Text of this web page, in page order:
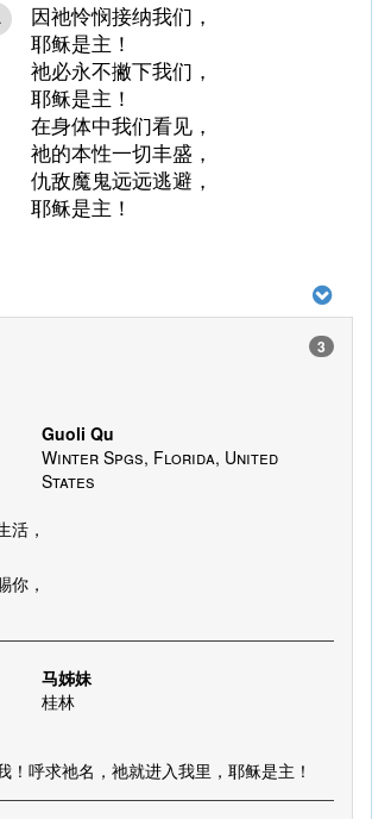
因祂怜悯接纳我们，
耶稣是主！
祂必永不撇下我们，
耶稣是主！
在身体中我们看见，
祂的本性一切丰盛，
仇敌魔鬼远远逃避，
耶稣是主！
3
Guoli Qu
Winter Spgs, Florida, United
States
活，
你，
马姊妹
桂林
！呼求祂名，祂就进入我里，耶稣是主！